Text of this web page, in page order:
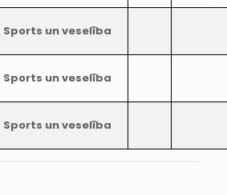
Sports un veselība
Sports un veselība
Sports un veselība